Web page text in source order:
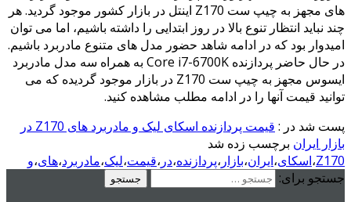
های مجهز به چیپ ست Z170 اینتل در بازار کشور موجود گردید. هر
چند نباید انتظار تنوع بالا در روز ابتدایی را داشته باشیم، اما می توان
امیدوار بود که در ادامه شاهد حضور مدل های متنوع مادربرد باشیم.
در حال حاضر پردازنده Core i7-6700K به همراه سه مدل مادربرد
ایسوس مجهز به چیپ ست Z170 در بازار موجود گردیده که می
توانید قیمت آنها را در ادامه مطلب مشاهده کنید.
پست شد در :
قیمت پردازنده اسکای لیک و مادربرد های Z170 در
بازار ایران برچسب زده شد
Z170،اسکای،ایران،بازار ،پردازنده،در ،قیمت،لیک،مادربرد،های،و
جستجو برای: